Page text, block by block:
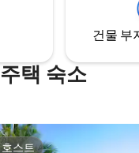
건물 부
택 숙소
스트